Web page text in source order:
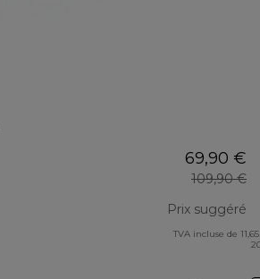
69,90 €
109,90 €
Prix suggéré
TVA incluse de